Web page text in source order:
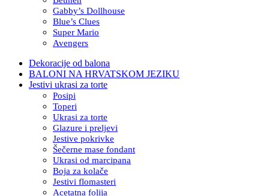
Gabby’s Dollhouse
Blue’s Clues
Super Mario
Avengers
Dekoracije od balona
BALONI NA HRVATSKOM JEZIKU
Jestivi ukrasi za torte
Posipi
Toperi
Ukrasi za torte
Glazure i preljevi
Jestive pokrivke
Šečerne mase fondant
Ukrasi od marcipana
Boja za kolače
Jestivi flomasteri
Acetatna folija